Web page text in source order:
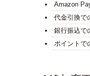
Amazon
代金引換で
銀行振込で
ポイントで